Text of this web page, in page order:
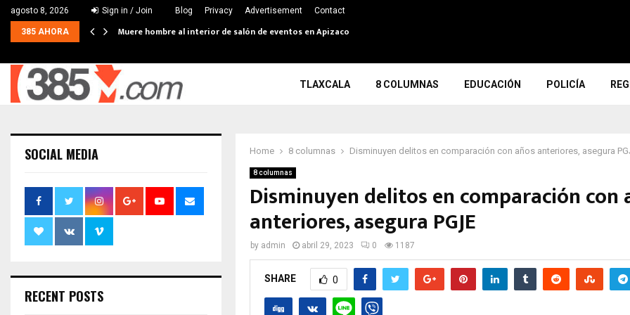
agosto 8, 2026 Sign in / Join Blog Privacy Advertisement Contact
385 AHORA Muere hombre al interior de salón de eventos en Apizaco
TLAXCALA 8 COLUMNAS EDUCACIÓN POLICÍA
Home 8 columnas Disminuyen delitos en comparación con años anteriores, asegura
8 columnas
Disminuyen delitos en comparación con
anteriores, asegura PGJE
by admin abril 29, 2023 0 1187
SHARE 0
SOCIAL MEDIA
RECENT POSTS